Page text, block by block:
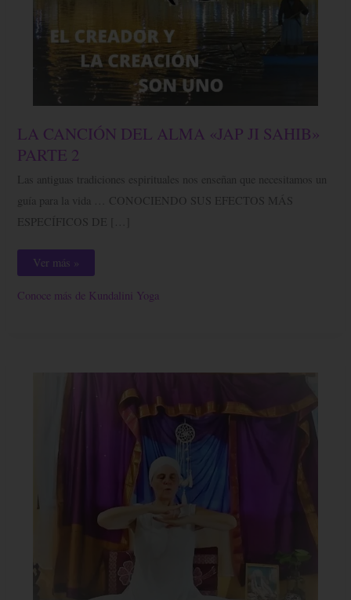
LA CANCIÓN DEL ALMA «JAP JI SAHIB»
PARTE 2
Las antiguas tradiciones espirituales nos enseñan que necesitamos un
guía para la vida … CONOCIENDO SUS EFECTOS MÁS
ESPECÍFICOS DE […]
LA
CANCIÓN
DEL
ALMA
JI
PARTE
2
Ver más »
Conoce más de Kundalini Yoga